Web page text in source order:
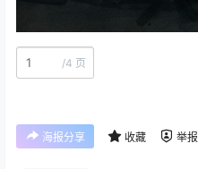
/4 页
海报分享 收藏 举报